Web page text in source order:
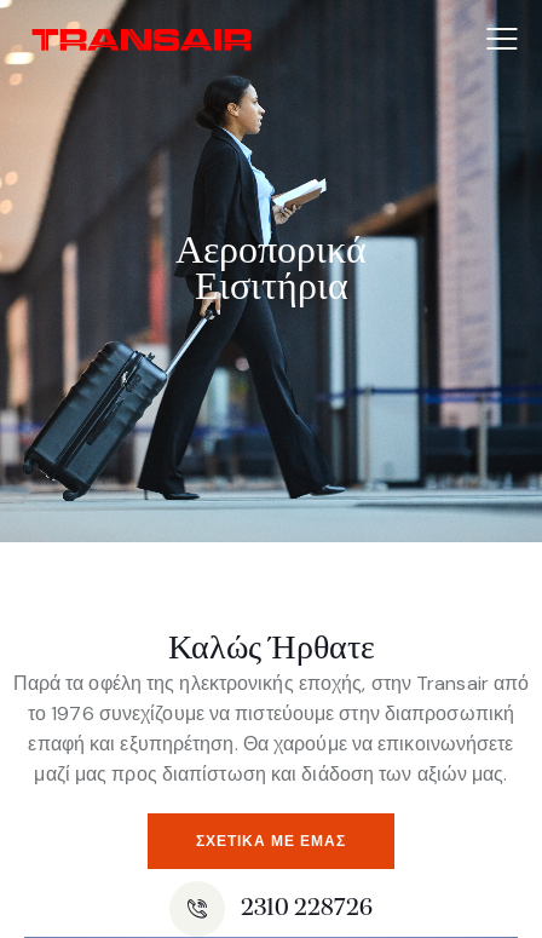
Αεροπορικά
Εισιτήρια
Καλώς Ήρθατε
Παρά τα οφέλη της ηλεκτρονικής εποχής, στην Transair από
το 1976 συνεχίζουμε να πιστεύουμε στην διαπροσωπική
επαφή και εξυπηρέτηση. Θα χαρούμε να επικοινωνήσετε
μαζί μας προς διαπίστωση και διάδοση των αξιών μας.
ΣΧΕΤΙΚΆ ΜΕ ΕΜΆΣ
2310 228726